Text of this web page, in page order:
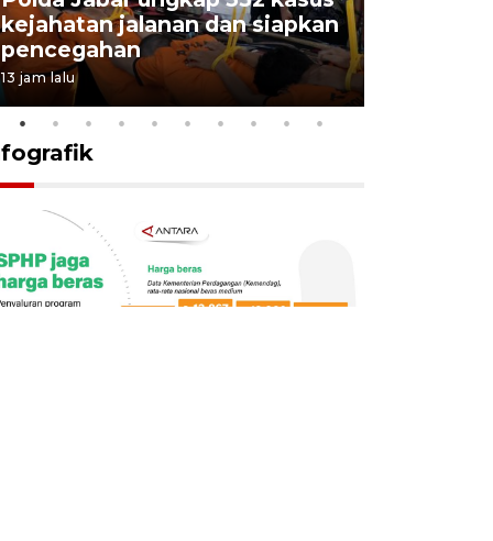
kejahatan jalanan dan siapkan
pencegahan
13 jam lalu